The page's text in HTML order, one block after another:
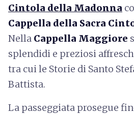
Cintola della Madonna
Cappella della Sacra
Nella Cappella Maggiore
splendidi e preziosi
tra cui le Storie di Santo
Battista.
La passeggiata prosegue